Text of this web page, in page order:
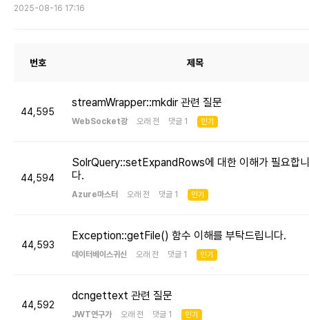
2025-08-16 17:16
번호 제목
44,595
streamWrapper::mkdir 관련 질문
WebSocket광 오래 전 댓글 1 인기
44,594
SolrQuery::setExpandRows에 대한 이해가 필요합니
다.
Azure마스터 오래 전 댓글 1 인기
44,593
Exception::getFile() 함수 이해를 부탁드립니다.
데이터베이스귀신 오래 전 댓글 1 인기
44,592
dcngettext 관련 질문
JWT연구가 오래 전 댓글 1 인기